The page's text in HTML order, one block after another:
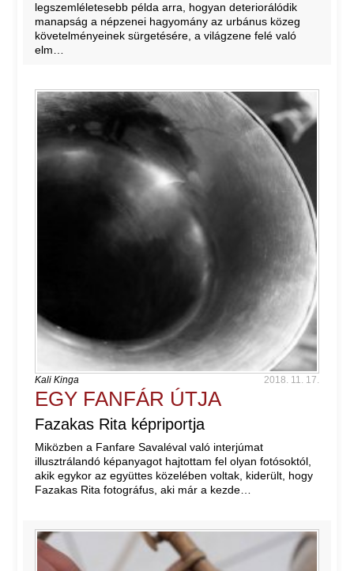
legszemléletesebb példa arra, hogyan deteriorálódik
manapság a népzenei hagyomány az urbánus közeg
követelményeinek sürgetésére, a világzene felé való
elm…
Kali Kinga 2018. 11. 17.
EGY FANFÁR ÚTJA
Fazakas Rita képriportja
Miközben a Fanfare Savaléval való interjúmat
illusztrálandó képanyagot hajtottam fel olyan fotósoktól,
akik egykor az együttes közelében voltak, kiderült, hogy
Fazakas Rita fotográfus, aki már a kezde…